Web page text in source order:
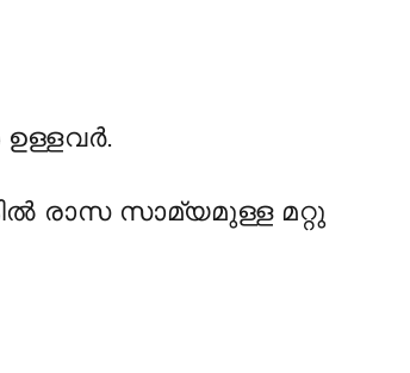
ഉള്ളവർ.
രാസ സാമ്യമുള്ള മറ്റു